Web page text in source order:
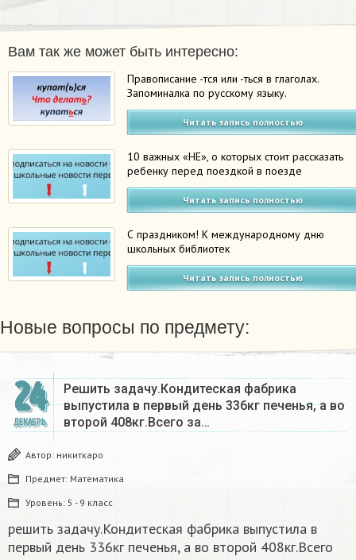
Вам так же может быть интересно:
Правописание -тся или -ться в глаголах.
Запоминалка по русскому языку.
Читать запись полностью
10 важных «НЕ», о которых стоит рассказать
ребенку перед поездкой в поезде
Читать запись полностью
С праздником! К международному дню
школьных библиотек
Читать запись полностью
Новые вопросы по предмету:
24
ДЕКАБРЬ
Решить задачу.Кондитеская фабрика
выпустила в первый день 336кг печенья, а во
второй 408кг.Всего за…
Автор: никиткаро
Предмет: Математика
Уровень: 5 - 9 класс
решить задачу.Кондитеская фабрика выпустила в
первый день 336кг печенья, а во второй 408кг.Всего